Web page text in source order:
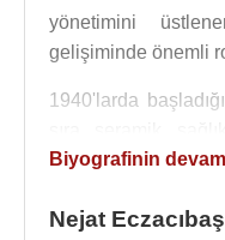
yönetimini
gelişiminde önemli
1940'larda
konserve, kaynak
alanlara da girdi.
Biyografinin
Nejat